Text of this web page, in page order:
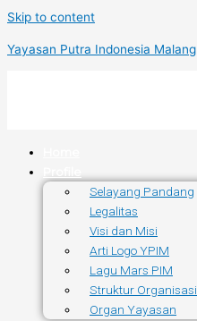
Skip to content
Yayasan Putra Indonesia Malang
Selayang Pandang
Legalitas
Visi dan Misi
Arti Logo YPIM
Lagu Mars PIM
Struktur Organisasi
Organ Yayasan